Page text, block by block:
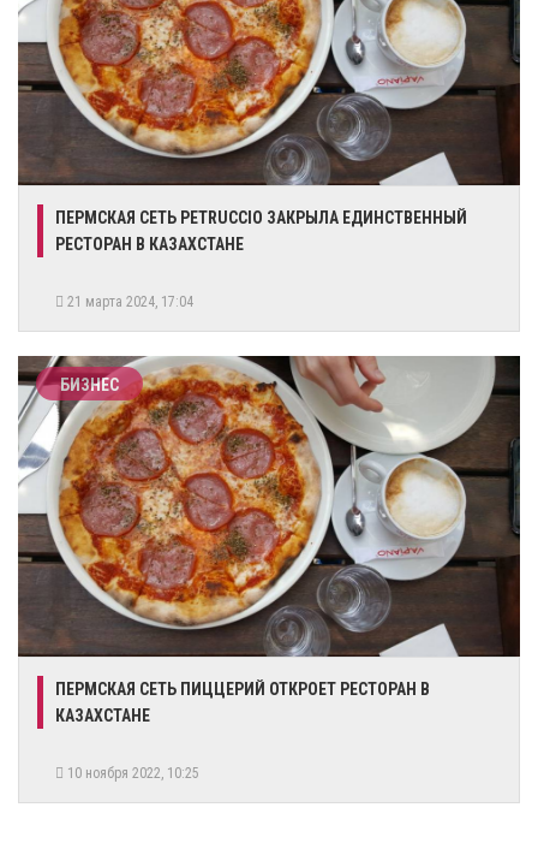
​ПЕРМСКАЯ СЕТЬ PETRUCCIO ЗАКРЫЛА ЕДИНСТВЕННЫЙ
РЕСТОРАН В КАЗАХСТАНЕ
21 марта 2024, 17:04
БИЗНЕС
​ПЕРМСКАЯ СЕТЬ ПИЦЦЕРИЙ ОТКРОЕТ РЕСТОРАН В
КАЗАХСТАНЕ
10 ноября 2022, 10:25